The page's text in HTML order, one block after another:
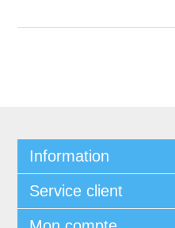
Information
Service client